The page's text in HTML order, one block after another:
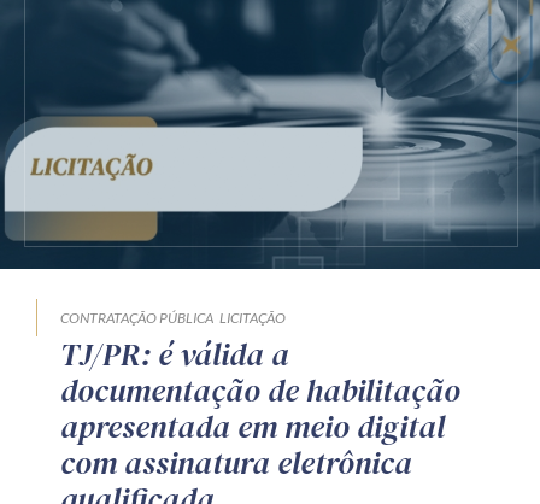
CONTRATAÇÃO PÚBLICA LICITAÇÃO
TJ/PR: é válida a
documentação de habilitação
apresentada em meio digital
com assinatura eletrônica